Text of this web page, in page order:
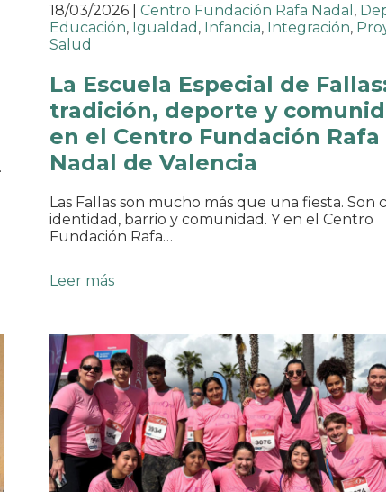
18/03/2026 Centro Fundación Rafa Nadal ,
Educación, Igualdad , Infancia, Integración,
Salud
La Escuela Especial de
tradición, deporte y
en el Centro Fundación Rafa
Nadal de Valencia
Las Fallas son mucho más que una fiesta. Son
identidad, barrio y comunidad. Y en el Centro
Fundación Rafa…
Leer más